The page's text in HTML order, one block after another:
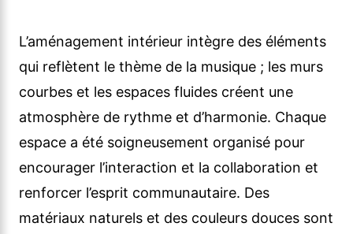
L’aménagement intérieur intègre des éléments
qui reflètent le thème de la musique ; les murs
courbes et les espaces fluides créent une
atmosphère de rythme et d’harmonie. Chaque
espace a été soigneusement organisé pour
encourager l’interaction et la collaboration et
renforcer l’esprit communautaire. Des
matériaux naturels et des couleurs douces sont